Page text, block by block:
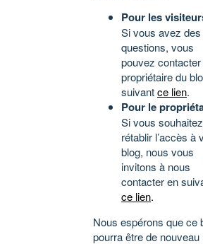
Pour les
Si vous avez des
questions, vous
pouvez
propriétaire du
suivantce lien.
Pour le
Si vous souhaitez
rétablir l’accès à
blog, nous vous
invitons à nous
contacter en
ce lien.
Nous espérons que ce
pourra être de nouveau